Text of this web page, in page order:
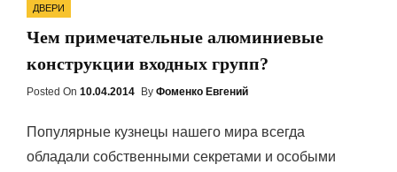
МЕТАЛЛИЧЕСКОЙ
ДВЕРИ
Чем примечательные алюминиевые
конструкции входных групп?
Posted On Posted
10.04.2014 By Фоменко Евгений
Популярные кузнецы нашего мира всегда
обладали собственными секретами и особыми